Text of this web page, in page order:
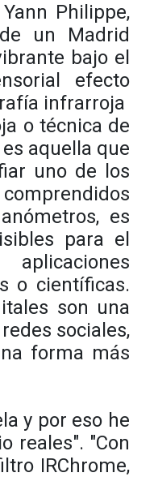
Philippe,
un Madrid
bajo el
efecto
infrarroja
o técnica de
aquella que
uno de los
es
para el
o científicas.
son una
sociales,
forma más
y por eso he
reales". "Con
IRChrome,